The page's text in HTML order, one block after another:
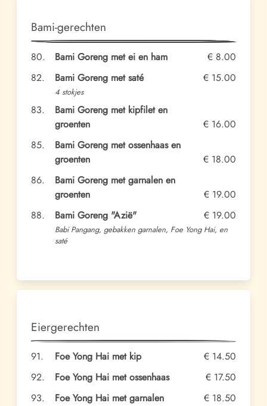
Bami-gerechten
80. Bami Goreng met ei en ham
€ 8.00
82.
Bami Goreng met saté € 15.00
4 stokjes
83.
Bami Goreng met kipfilet en
groenten
€ 16.00
85.
Bami Goreng met ossenhaas en
groenten
€ 18.00
86.
Bami Goreng met garnalen en
groenten
€ 19.00
88.
Bami Goreng "Azië" € 19.00
Babi Pangang, gebakken garnalen, Foe Yong Hai, en
saté
Eiergerechten
91. Foe Yong Hai met kip
€ 14.50
92.
Foe Yong Hai met ossenhaas
€ 17.50
93.
Foe Yong Hai met garnalen € 18.50